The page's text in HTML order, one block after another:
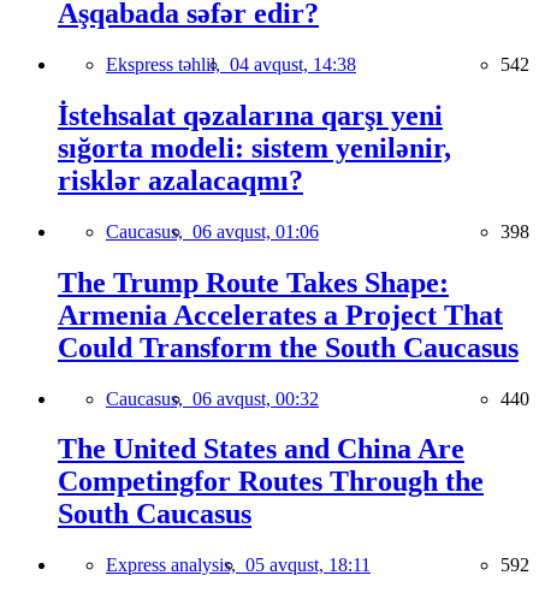
Aşqabada səfər edir?
Ekspress təhlil, 04 avqust, 14:38 542
İstehsalat qəzalarına qarşı yeni
sığorta modeli: sistem yenilənir,
risklər azalacaqmı?
Caucasus, 06 avqust, 01:06 398
The Trump Route Takes Shape:
Armenia Accelerates a Project That
Could Transform the South Caucasus
Caucasus, 06 avqust, 00:32 440
The United States and China Are
Competingfor Routes Through the
South Caucasus
Express analysis, 05 avqust, 18:11 592